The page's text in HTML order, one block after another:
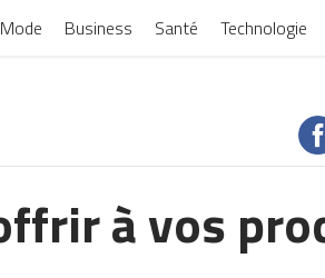
Business Santé Technologie
à vos